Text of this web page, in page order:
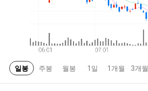
일봉 주봉 월봉 1일 1개월 3개월